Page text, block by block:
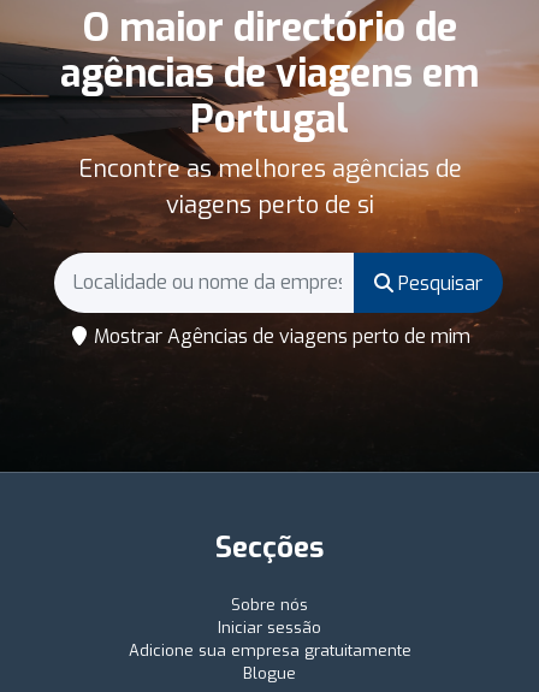
O maior directório de
agências de viagens em
Portugal
Encontre as melhores agências de
viagens perto de si
Pesquisar
Mostrar Agências de viagens perto de mim
Secções
Sobre nós
Iniciar sessão
Adicione sua empresa gratuitamente
Blogue